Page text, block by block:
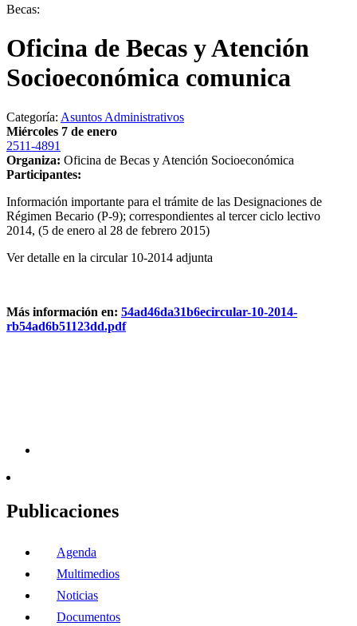
Becas:
Oficina de Becas y Atención
Socioeconómica comunica
Categoría: Asuntos Administrativos
Miércoles 7 de enero
2511-4891
Organiza: Oficina de Becas y Atención Socioeconómica
Participantes:
Información importante para el trámite de las Designaciones de
Régimen Becario (P-9); correspondientes al tercer ciclo lectivo
2014, (5 de enero al 28 de febrero 2015)
Ver detalle en la circular 10-2014 adjunta
Más información en: 54ad46da31b6ecircular-10-2014-
rb54ad6b51123dd.pdf
Publicaciones
Agenda
Multimedios
Noticias
Documentos